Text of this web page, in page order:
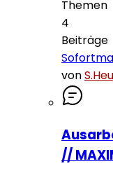
Themen
4
Beiträge
von
//